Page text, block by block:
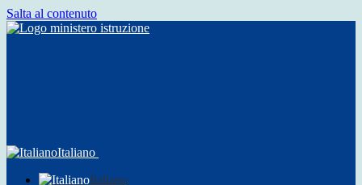
Salta al contenuto
Italiano
Italiano